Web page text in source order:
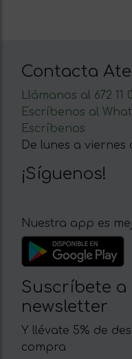
Contacta
Llámanos al 672 11
Escríbenos al
Escríbenos
De lunes a viernes
¡Síguenos!
Nuestra app es
Suscríbete a
newsletter
Y llévate 5% de
compra